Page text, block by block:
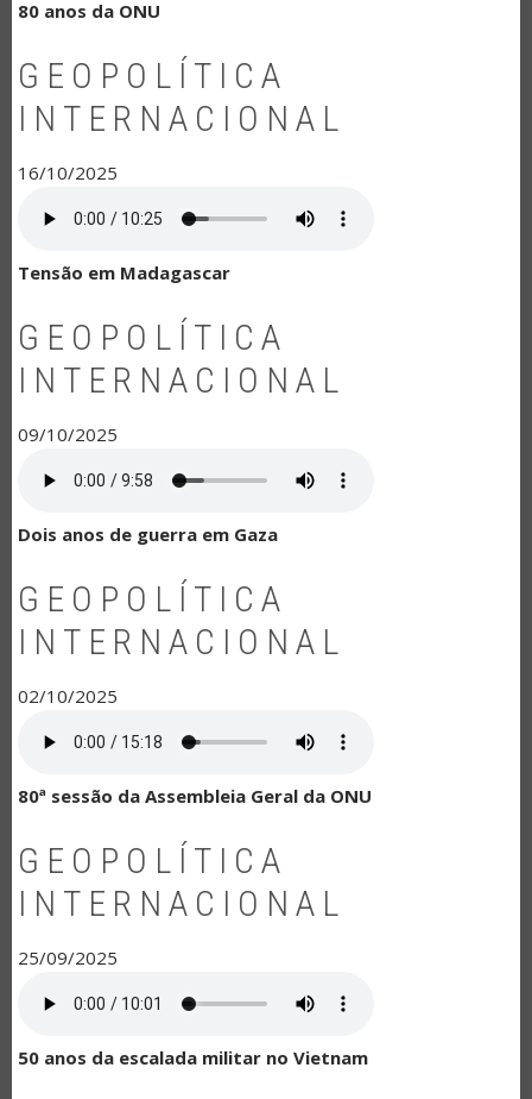
80 anos da ONU
GEOPOLÍTICA
INTERNACIONAL
16/10/2025
Tensão em Madagascar
GEOPOLÍTICA
INTERNACIONAL
09/10/2025
Dois anos de guerra em Gaza
GEOPOLÍTICA
INTERNACIONAL
02/10/2025
80ª sessão da Assembleia Geral da ONU
GEOPOLÍTICA
INTERNACIONAL
25/09/2025
50 anos da escalada militar no Vietnam